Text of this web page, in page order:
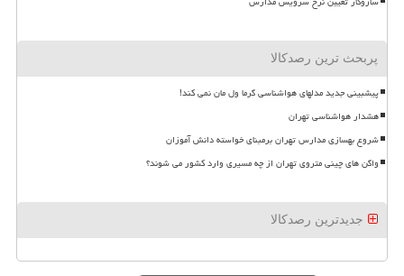
پربحث ترین رصدکالا
پیشبینی جدید مدلهای هواشناسی گرما ول مان نمی کند!
هشدار هواشناسی تهران
شروع بهسازی مدارس تهران برمبنای خواسته دانش آموزان
واگن های چینی متروی تهران از چه مسیری وارد کشور می شوند؟
جدیدترین رصدکالا